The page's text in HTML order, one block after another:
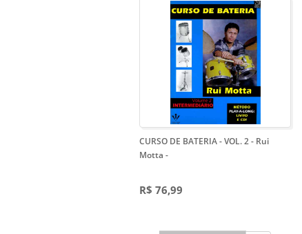
CURSO DE BATERIA - VOL. 2 - Rui
Motta -
R$ 76,99